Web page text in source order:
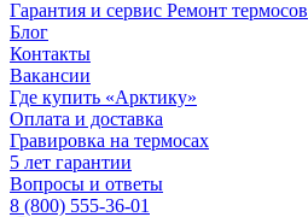
Гарантия и сервис Ремонт термосов
Блог
Контакты
Вакансии
Где купить «Арктику»
Оплата и доставка
Гравировка на термосах
5 лет гарантии
Вопросы и ответы
8 (800) 555-36-01